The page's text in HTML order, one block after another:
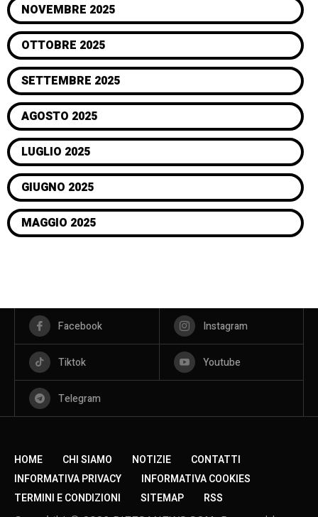
NOVEMBRE 2025
OTTOBRE 2025
SETTEMBRE 2025
AGOSTO 2025
LUGLIO 2025
GIUGNO 2025
MAGGIO 2025
Facebook Instagram
Tiktok Youtube
Telegram
HOME CHI SIAMO NOTIZIE
CONTATTI
INFORMATIVA PRIVACY
INFORMATIVA COOKIES
TERMINI E CONDIZIONI
SITEMAP RSS